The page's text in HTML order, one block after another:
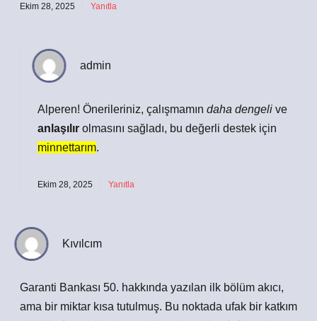
Ekim 28, 2025 Yanıtla
admin
Alperen! Önerileriniz, çalışmamın daha dengeli ve
anlaşılır olmasını sağladı, bu değerli destek için
minnettarım.
Ekim 28, 2025 Yanıtla
Kıvılcım
Garanti Bankası 50. hakkında yazılan ilk bölüm akıcı,
ama bir miktar kısa tutulmuş. Bu noktada ufak bir katkım